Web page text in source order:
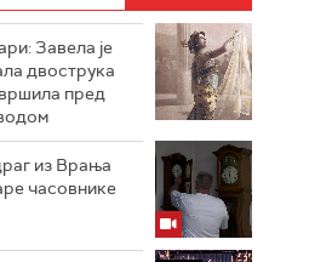
Завела је
двострука
пред
из Врања
часовнике